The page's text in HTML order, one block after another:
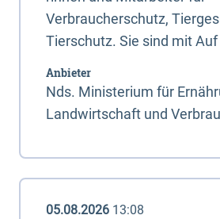
Verbraucherschutz,
Tierschutz. Sie sind mit
Anbieter
Nds. Ministerium für
Landwirtschaft und
05.08.2026 13:08